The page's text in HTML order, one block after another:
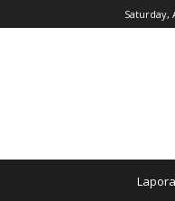
Saturday,